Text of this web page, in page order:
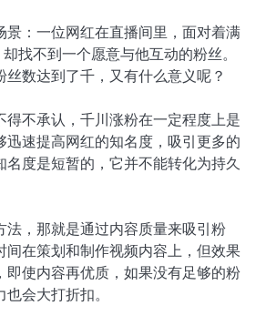
景：一位网红在直播间里，面对着满
找不到一个愿意与他互动的粉丝。
数达到了千，又有什么意义呢？
得不承认，千川涨粉在一定程度上是
迅速提高网红的知名度，吸引更多的
名度是短暂的，它并不能转化为持久
法，那就是通过内容质量来吸引粉
间在策划和制作视频内容上，但效果
即使内容再优质，如果没有足够的粉
会大打折扣。